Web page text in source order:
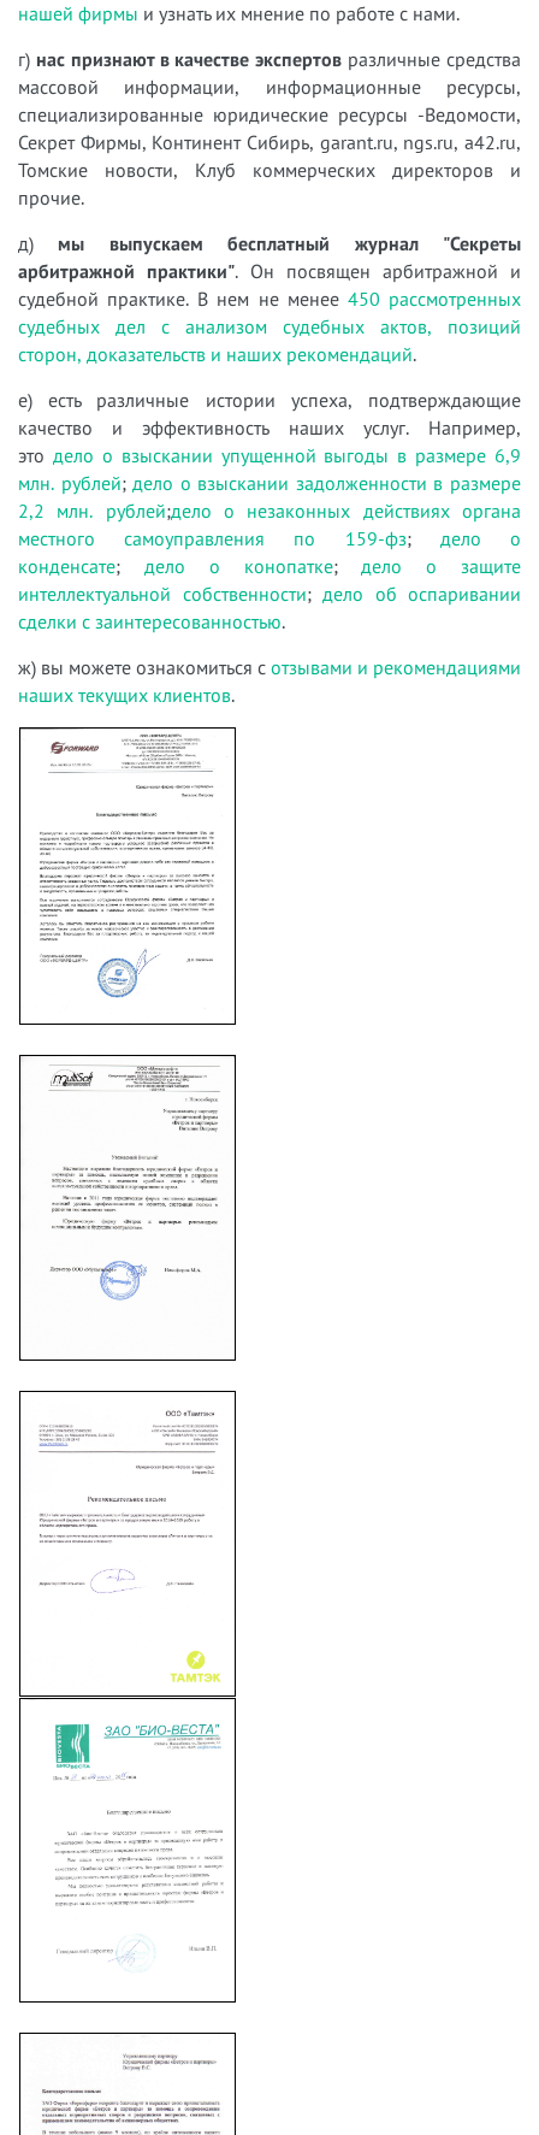
нашей фирмы и узнать их мнение по работе с нами.
г) нас признают в качестве экспертов различные средства
массовой информации, информационные ресурсы,
специализированные юридические ресурсы -Ведомости,
Секрет Фирмы, Континент Сибирь, garant.ru, ngs.ru, a42.ru,
Томские новости, Клуб коммерческих директоров и
прочие.
д) мы выпускаем бесплатный журнал "Секреты
арбитражной практики". Он посвящен арбитражной и
судебной практике. В нем не менее 450 рассмотренных
судебных дел с анализом судебных актов, позиций
сторон, доказательств и наших рекомендаций.
е) есть различные истории успеха, подтверждающие
качество и эффективность наших услуг. Например,
это дело о взыскании упущенной выгоды в размере 6,9
млн. рублей;дело о взыскании задолженности в размере
2,2 млн. рублей;дело о незаконных действиях органа
местного самоуправления по 159-фз; дело о
конденсате; дело о конопатке;дело о защите
интеллектуальной собственности; дело об оспаривании
сделки с заинтересованностью.
ж) вы можете ознакомиться с отзывами и рекомендациями
наших текущих клиентов.